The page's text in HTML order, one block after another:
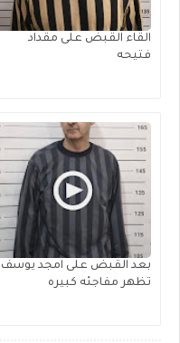
القاء القبض على مقداد
فتيحه
بعد القبض على امجد يوسف
تظهر مفاجئه كبيره